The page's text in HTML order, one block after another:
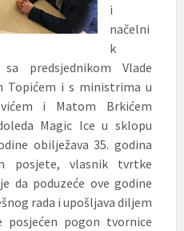
i
načelni
k
predsjednikom Vlade
Topićem i s ministrima u
i Matom Brkićem
Magic Iceu sklopu
obilježava 35. godina
posjete, vlasnik tvrtke
da poduzeće ove godine
rada i upošljava diljem
pogon tvornice